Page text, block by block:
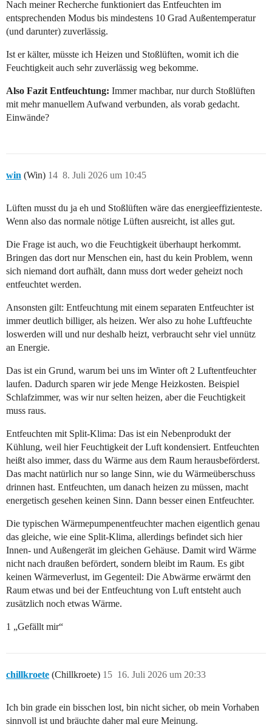
Nach meiner Recherche funktioniert das Entfeuchten im
entsprechenden Modus bis mindestens 10 Grad Außentemperatur
(und darunter) zuverlässig.
Ist er kälter, müsste ich Heizen und Stoßlüften, womit ich die
Feuchtigkeit auch sehr zuverlässig weg bekomme.
Also Fazit Entfeuchtung: Immer machbar, nur durch Stoßlüften
mit mehr manuellem Aufwand verbunden, als vorab gedacht.
Einwände?
win (Win) 8. Juli 2026 um 10:45
14
Lüften musst du ja eh und Stoßlüften wäre das energieeffizienteste.
Wenn also das normale nötige Lüften ausreicht, ist alles gut.
Die Frage ist auch, wo die Feuchtigkeit überhaupt herkommt.
Bringen das dort nur Menschen ein, hast du kein Problem, wenn
sich niemand dort aufhält, dann muss dort weder geheizt noch
entfeuchtet werden.
Ansonsten gilt: Entfeuchtung mit einem separaten Entfeuchter ist
immer deutlich billiger, als heizen. Wer also zu hohe Luftfeuchte
loswerden will und nur deshalb heizt, verbraucht sehr viel unnütz
an Energie.
Das ist ein Grund, warum bei uns im Winter oft 2 Luftentfeuchter
laufen. Dadurch sparen wir jede Menge Heizkosten. Beispiel
Schlafzimmer, was wir nur selten heizen, aber die Feuchtigkeit
muss raus.
Entfeuchten mit Split-Klima: Das ist ein Nebenprodukt der
Kühlung, weil hier Feuchtigkeit der Luft kondensiert. Entfeuchten
heißt also immer, dass du Wärme aus dem Raum herausbeförderst.
Das macht natürlich nur so lange Sinn, wie du Wärmeüberschuss
drinnen hast. Entfeuchten, um danach heizen zu müssen, macht
energetisch gesehen keinen Sinn. Dann besser einen Entfeuchter.
Die typischen Wärmepumpenentfeuchter machen eigentlich genau
das gleiche, wie eine Split-Klima, allerdings befindet sich hier
Innen- und Außengerät im gleichen Gehäuse. Damit wird Wärme
nicht nach draußen befördert, sondern bleibt im Raum. Es gibt
keinen Wärmeverlust, im Gegenteil: Die Abwärme erwärmt den
Raum etwas und bei der Entfeuchtung von Luft entsteht auch
zusätzlich noch etwas Wärme.
1 „Gefällt mir“
chillkroete (Chillkroete) 16. Juli 2026 um 20:33
15
Ich bin grade ein bisschen lost, bin nicht sicher, ob mein Vorhaben
sinnvoll ist und bräuchte daher mal eure Meinung.